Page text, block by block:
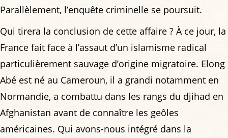
Parallèlement, l’enquête criminelle se poursuit.
Qui tirera la conclusion de cette affaire ? À ce jour, la
France fait face à l’assaut d’un islamisme radical
particulièrement sauvage d’origine migratoire. Elong
Abé est né au Cameroun, il a grandi notamment en
Normandie, a combattu dans les rangs du djihad en
Afghanistan avant de connaître les geôles
américaines. Qui avons-nous intégré dans la